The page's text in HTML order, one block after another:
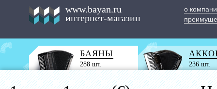
www.bayan.ru
интернет-магазин
о
БАЯНЫ
288 шт. 236 шт.